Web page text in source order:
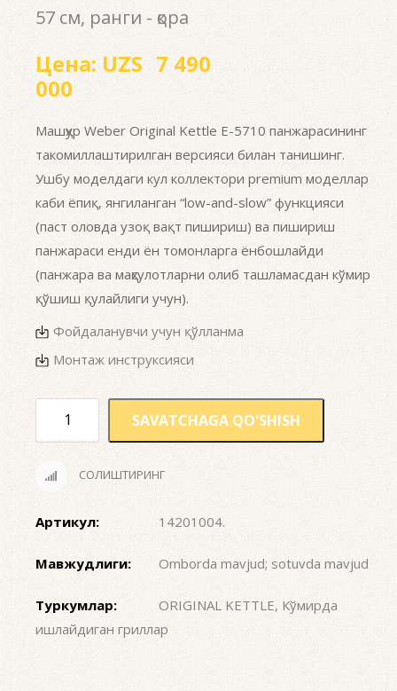
57 см, ранги - қора
Цена: UZS 7 490
000
Машҳур Weber Original Kettle Е-5710 панжарасининг
такомиллаштирилган версияси билан танишинг.
Ушбу моделдаги кул коллектори premium моделлар
каби ёпиқ, янгиланган “low-and-slow” функцияси
(паст оловда узоқ вақт пишириш) ва пишириш
панжараси енди ён томонларга ёнбошлайди
(панжара ва маҳсулотларни олиб ташламасдан кўмир
қўшиш қулайлиги учун).
Фойдаланувчи учун қўлланма
Монтаж инструксияси
SAVATCHAGA QO'SHISH
СОЛИШТИРИНГ
Артикул: 14201004.
Мавжудлиги: Omborda mavjud; sotuvda mavjud
Туркумлар: ORIGINAL KETTLE, Кўмирда
ишлайдиган гриллар